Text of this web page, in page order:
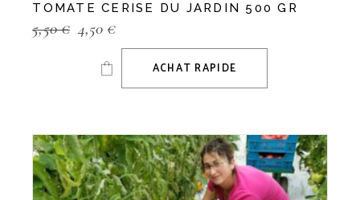
TOMATE CERISE DU JARDIN 500 GR
5,50€ 4,50 €
ACHAT RAPIDE